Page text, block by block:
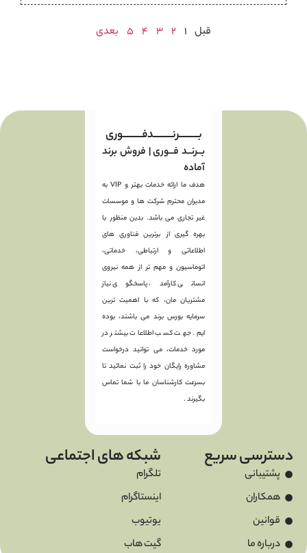
قبل 1
2
3
4
5 بعدی
بـــــــــرنـــــــــدفـــــــــوری
بــرنــد فــوری | فروش برند
آماده
هدف ما ارائه خدمات بهتر و VIP به
مدیران محترم شرکت ها و موسسات
غیر تجاری می باشد. بدین منظور با
بهره گیری از برترین فناوری های
اطلاعاتی و ارتباطی، خدماتی،
اتوماسیون و مهم تر از همه نیروی
انسانی کارآمد، پاسخگوی نیاز
مشتریان مان، که با اهمیت ترین
سرمایه بورس برند می باشند، بوده
ایم. جهت کسب اطلاعات بیشتر در
مورد خدمات، می توانید درخواست
مشاوره رایگان خود را ثبت نمائید تا
بسرعت کارشناسان ما با شما تماس
بگیرند .
دسترسی سریع
پشتیبانی
همکاران
قوانین
درباره ما
شبکه های اجتماعی
تلگرام
اینستاگرام
یوتیوب
گیت هاب